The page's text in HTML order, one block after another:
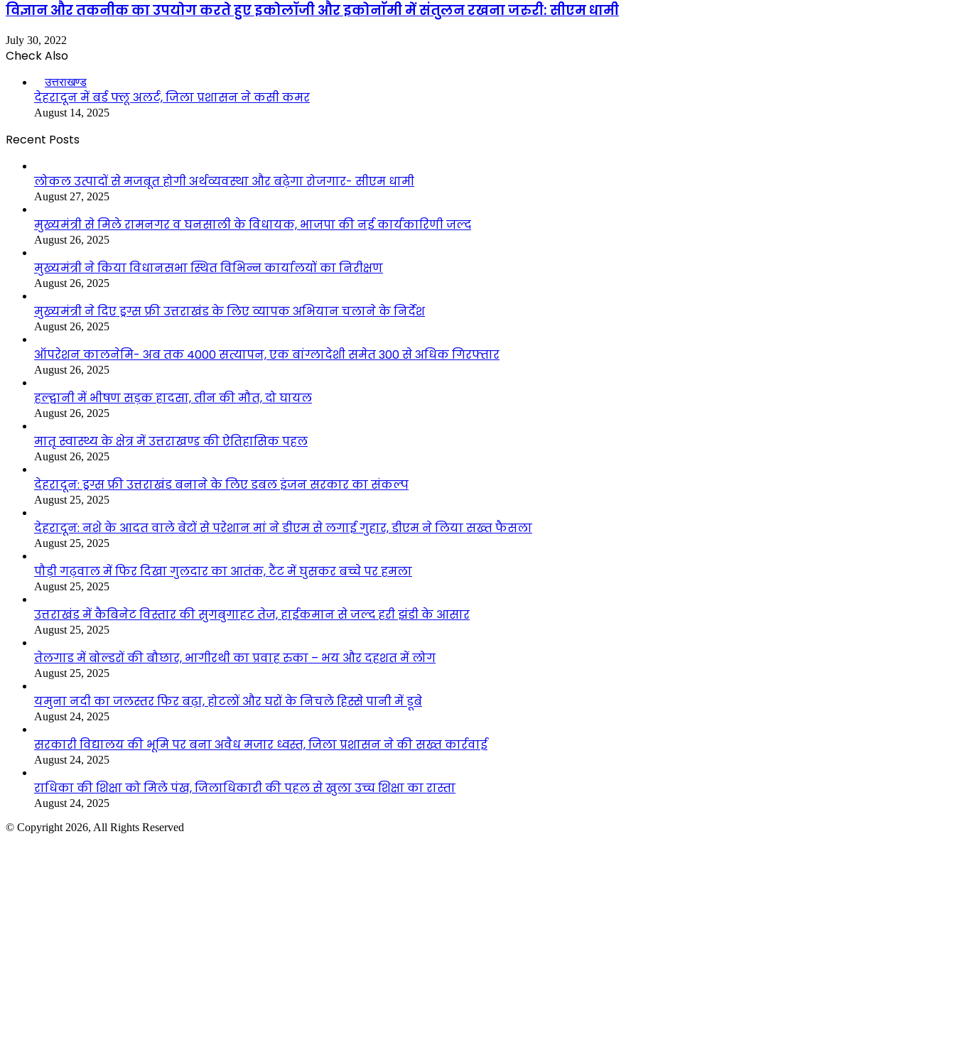
विज्ञान और तकनीक का उपयोग करते हुए इकोलॉजी और इकोनाॅमी में संतुलन रखना जरुरी: सीएम धामी
July 30, 2022
Check Also
उत्तराखण्ड
देहरादून में बर्ड फ्लू अलर्ट, जिला प्रशासन ने कसी कमर
August 14, 2025
Recent Posts
लोकल उत्पादों से मजबूत होगी अर्थव्यवस्था और बढ़ेगा रोजगार- सीएम धामी
August 27, 2025
मुख्यमंत्री से मिले रामनगर व घनसाली के विधायक, भाजपा की नई कार्यकारिणी जल्द
August 26, 2025
मुख्यमंत्री ने किया विधानसभा स्थित विभिन्न कार्यालयों का निरीक्षण
August 26, 2025
मुख्यमंत्री ने दिए ड्रग्स फ्री उत्तराखंड के लिए व्यापक अभियान चलाने के निर्देश
August 26, 2025
ऑपरेशन कालनेमि- अब तक 4000 सत्यापन, एक बांग्लादेशी समेत 300 से अधिक गिरफ्तार
August 26, 2025
हल्द्वानी में भीषण सड़क हादसा, तीन की मौत, दो घायल
August 26, 2025
मातृ स्वास्थ्य के क्षेत्र में उत्तराखण्ड की ऐतिहासिक पहल
August 26, 2025
देहरादून: ड्रग्स फ्री उत्तराखंड बनाने के लिए डबल इंजन सरकार का संकल्प
August 25, 2025
देहरादून: नशे के आदत वाले बेटों से परेशान मां ने डीएम से लगाई गुहार, डीएम ने लिया सख्त फैसला
August 25, 2025
पौड़ी गढ़वाल में फिर दिखा गुलदार का आतंक, टैंट में घुसकर बच्चे पर हमला
August 25, 2025
उत्तराखंड में कैबिनेट विस्तार की सुगबुगाहट तेज, हाईकमान से जल्द हरी झंडी के आसार
August 25, 2025
तेलगाड में बोल्डरों की बौछार, भागीरथी का प्रवाह रुका – भय और दहशत में लोग
August 25, 2025
यमुना नदी का जलस्तर फिर बढ़ा, होटलों और घरों के निचले हिस्से पानी में डूबे
August 24, 2025
सरकारी विद्यालय की भूमि पर बना अवैध मजार ध्वस्त, जिला प्रशासन ने की सख्त कार्रवाई
August 24, 2025
राधिका की शिक्षा को मिले पंख, जिलाधिकारी की पहल से खुला उच्च शिक्षा का रास्ता
August 24, 2025
© Copyright 2026, All Rights Reserved